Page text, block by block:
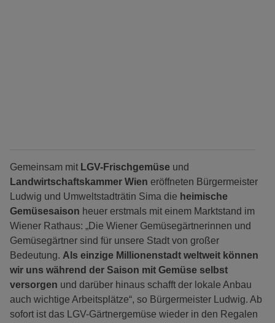
Gemeinsam mit LGV-Frischgemüse und
Landwirtschaftskammer Wien eröffneten Bürgermeister
Ludwig und Umweltstadträtin Sima die heimische
Gemüsesaison heuer erstmals mit einem Marktstand im
Wiener Rathaus: „Die Wiener Gemüsegärtnerinnen und
Gemüsegärtner sind für unsere Stadt von großer
Bedeutung. Als einzige Millionenstadt weltweit können
wir uns während der Saison mit Gemüse selbst
versorgen und darüber hinaus schafft der lokale Anbau
auch wichtige Arbeitsplätze“, so Bürgermeister Ludwig. Ab
sofort ist das LGV-Gärtnergemüse wieder in den Regalen